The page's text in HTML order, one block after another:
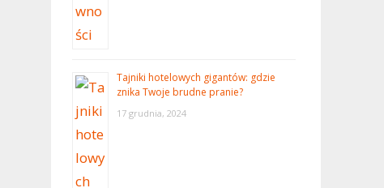
Tajniki hotelowych gigantów: gdzie
znika Twoje brudne pranie?
17 grudnia, 2024